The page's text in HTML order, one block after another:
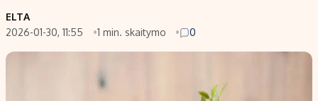
Indėliai
ELTA
2026-01-30, 11:55
1 min. skaitymo 0